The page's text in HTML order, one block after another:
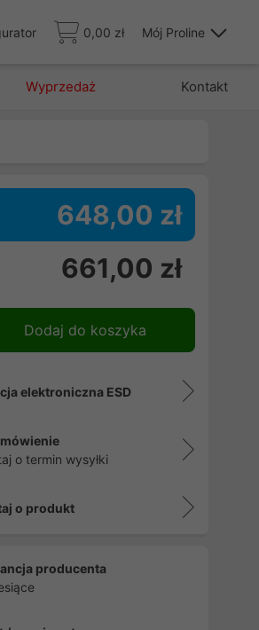
0,00 zł Mój Proline
Wyprzedaż Kontakt
648,00 zł
661,00 zł
Dodaj do koszyka
elektroniczna ESD
o termin wysyłki
o produkt
producenta